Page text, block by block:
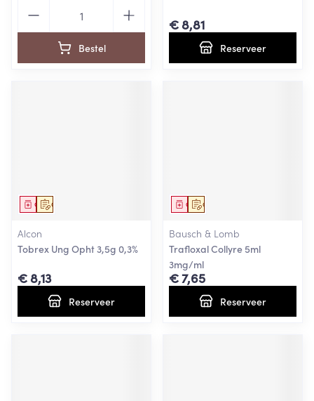
Bestel
€ 8,81
Reserveer
Op voorschrift
Geneesmiddel
Alcon
Tobrex Ung Opht 3,5g 0,3%
€ 8,13
Reserveer
Op voorschrift
Geneesmiddel
Bausch & Lomb
Trafloxal Collyre 5ml
3mg/ml
€ 7,65
Reserveer